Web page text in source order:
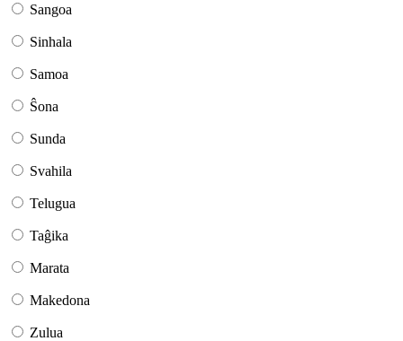
Sangoa
Sinhala
Samoa
Ŝona
Sunda
Svahila
Telugua
Taĝika
Marata
Makedona
Zulua